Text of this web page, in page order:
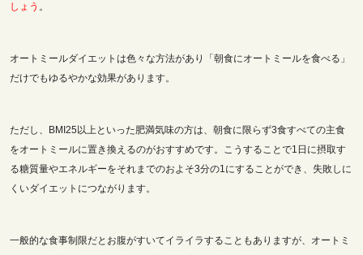
しょう 。
オートミールダイエットは色々な方法があり「朝食にオートミールを食べる」
だけでもゆるやかな効果があります。
ただし、BMI25以上といった肥満気味の方は、朝食に限らず3食すべての主食
をオートミールに置き換えるのがおすすめです。こうすることで1日に摂取す
る糖質量やエネルギーをそれまでのおよそ3分の1にすることができ、失敗しに
くいダイエットにつながります。
一般的な食事制限だとお腹がすいてイライラすることもありますが、オートミ